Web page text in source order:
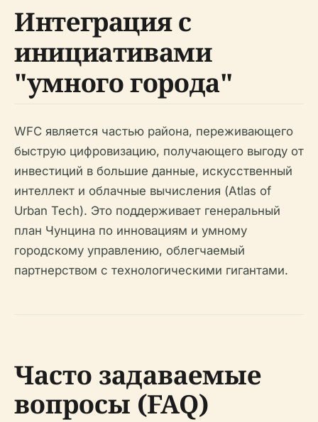
Интеграция с
инициативами
"умного города"
WFC является частью района, переживающего
быструю цифровизацию, получающего выгоду от
инвестиций в большие данные, искусственный
интеллект и облачные вычисления (Atlas of
Urban Tech). Это поддерживает генеральный
план Чунцина по инновациям и умному
городскому управлению, облегчаемый
партнерством с технологическими гигантами.
Часто задаваемые
вопросы (FAQ)